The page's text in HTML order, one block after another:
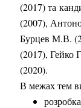
(2017) та
(2007),
Бурцев М.В.
(2017), Гейко
(2020).
В межах тем